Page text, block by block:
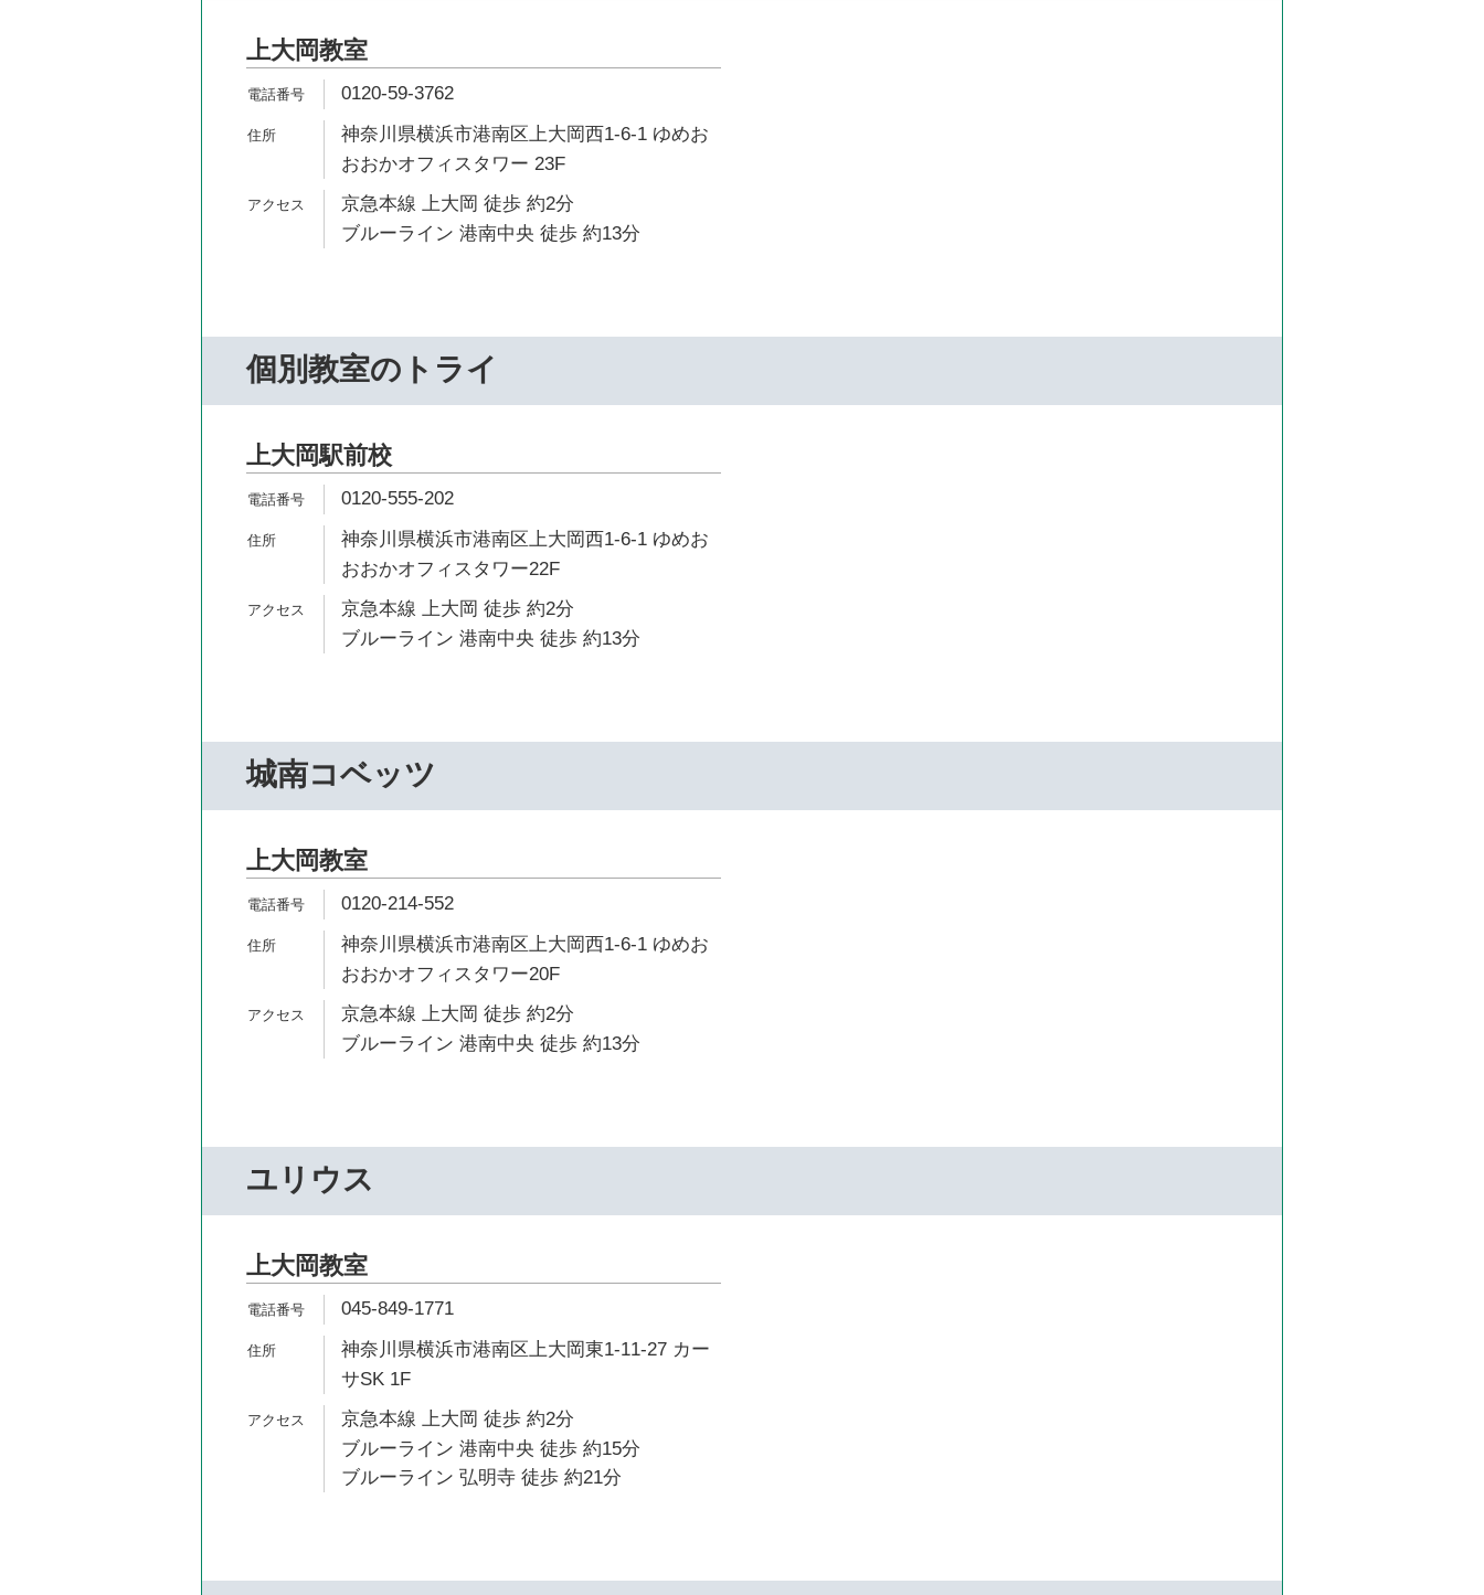
上大岡教室
0120-59-3762
神奈川県横浜市港南区上大岡西1-6-1 ゆめお
おおかオフィスタワー 23F
京急本線 上大岡 徒歩 約2分
ブルーライン 港南中央 徒歩 約13分
個別教室のトライ
上大岡駅前校
0120-555-202
神奈川県横浜市港南区上大岡西1-6-1 ゆめお
おおかオフィスタワー22F
京急本線 上大岡 徒歩 約2分
ブルーライン 港南中央 徒歩 約13分
城南コベッツ
上大岡教室
0120-214-552
神奈川県横浜市港南区上大岡西1-6-1 ゆめお
おおかオフィスタワー20F
京急本線 上大岡 徒歩 約2分
ブルーライン 港南中央 徒歩 約13分
ユリウス
上大岡教室
045-849-1771
神奈川県横浜市港南区上大岡東1-11-27 カー
サSK 1F
京急本線 上大岡 徒歩 約2分
ブルーライン 港南中央 徒歩 約15分
ブルーライン 弘明寺 徒歩 約21分